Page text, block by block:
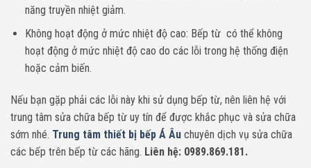
năng truyền nhiệt giảm.
Không hoạt động ở mức nhiệt độ cao: Bếp từ có thể không
hoạt động ở mức nhiệt độ cao do các lỗi trong hệ thống điện
hoặc cảm biến.
Nếu bạn gặp phải các lỗi này khi sử dụng bếp từ, nên liên hệ với
trung tâm sửa chữa bếp từ uy tín để được khắc phục và sửa chữa
sớm nhé. Trung tâm thiết bị bếp Á Âu chuyên dịch vụ sửa chữa
các bếp trên bếp từ các hãng. Liên hệ: 0989.869.181.